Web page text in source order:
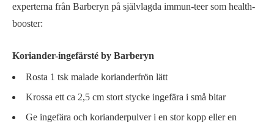
experterna från Barberyn på självlagda immun-teer som health-
booster:
Koriander-ingefärsté by Barberyn
Rosta 1 tsk malade korianderfrön lätt
Krossa ett ca 2,5 cm stort stycke ingefära i små bitar
Ge ingefära och korianderpulver i en stor kopp eller en